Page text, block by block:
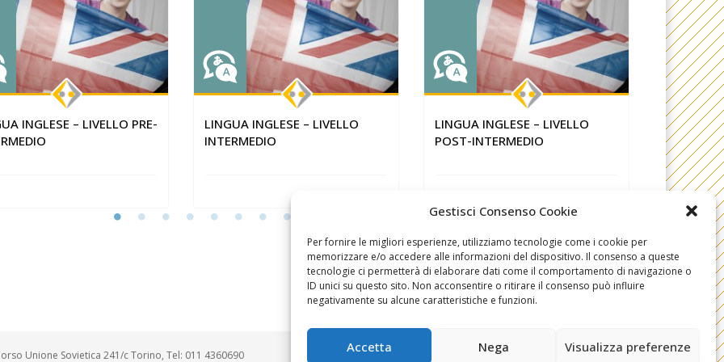
Gestisci Consenso Cookie
Per fornire le migliori esperienze, utilizziamo tecnologie come i cookie per
memorizzare e/o accedere alle informazioni del dispositivo. Il consenso a queste
tecnologie ci permetterà di elaborare dati come il comportamento di navigazione o
ID unici su questo sito. Non acconsentire o ritirare il consenso può influire
negativamente su alcune caratteristiche e funzioni.
Accetta Nega Visualizza preferenze
INGLESE – LIVELLO PRE-
LING-EN
LINGUA INGLESE – LIVELLO
INTERMEDIO
LING-EN
LINGUA INGLESE – LIVELLO
POST-INTERMEDIO
LING-EN
LINGUA
Unione Sovietica 241/c Torino, Tel: 011 4360690 Cookie Policy (UE) Dichiarazione sulla Privacy (UE)